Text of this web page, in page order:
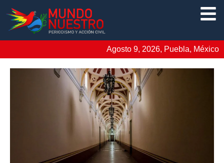
Agosto 9, 2026, Puebla, México